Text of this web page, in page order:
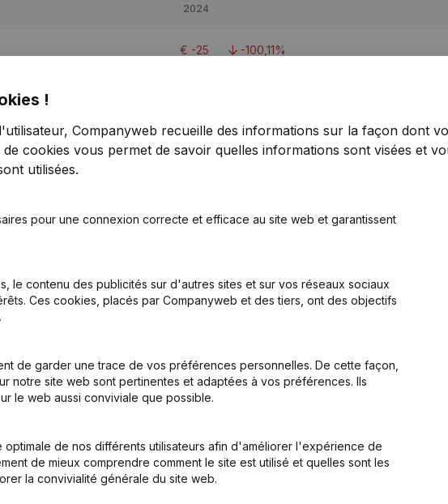
2024
€ -25 -100,11%
€56 981 34,83%
Personne Morale, Ouverture Succursale, etc...)
!
Companyweb recueille des informations sur la façon dont
cookies vous permet de savoir quelles informations sont visées et
utilisées.
pour une connexion correcte et efficace au site web et garantissent
le contenu des publicités sur d'autres sites et sur vos réseaux sociaux
Ces cookies, placés par Companyweb et des tiers, ont des objectifs
de garder une trace de vos préférences personnelles. De cette façon,
notre site web sont pertinentes et adaptées à vos préférences. Ils
le web aussi conviviale que possible.
optimale de nos différents utilisateurs afin d'améliorer l'expérience de
de mieux comprendre comment le site est utilisé et quelles sont les
la convivialité générale du site web.